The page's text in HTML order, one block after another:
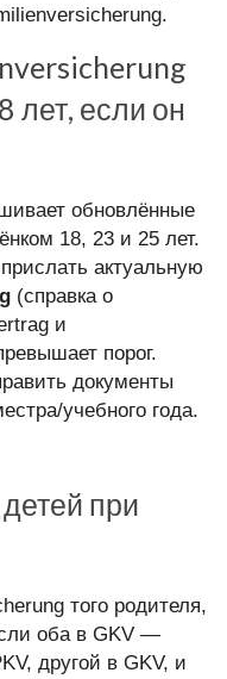
лет, если он
обновлённые
18, 23 и 25 лет.
актуальную
(справка о
и
порог.
документы
учебного года.
при
того родителя,
оба в GKV —
другой в GKV, и